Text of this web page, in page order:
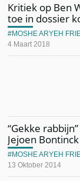
Kritiek op Ben
toe in dossier
4 Maart 2018
MOSHE ARYEH
“Gekke
Jejoen Bontinck
13 Oktober 2014
MOSHE ARYEH